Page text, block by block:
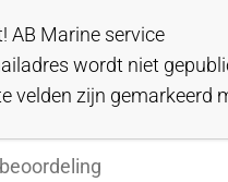
AB Marine service
wordt niet
velden zijn gemarkeerd